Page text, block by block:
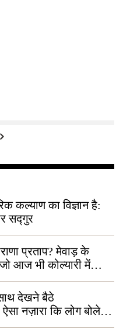
कल्याण का विज्ञान है:
सद्गुर
प्रताप? मेवाड़ के
आज भी कोल्यारी में
देखने बैठे
नज़ारा कि लोग बोले,
हैं”